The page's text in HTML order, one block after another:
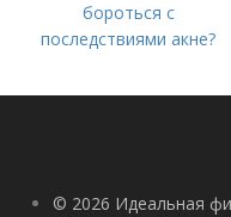
бороться с
последствиями акне?
© 2026 Идеальная